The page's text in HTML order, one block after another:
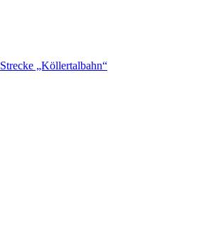
Strecke „Köllertalbahn“